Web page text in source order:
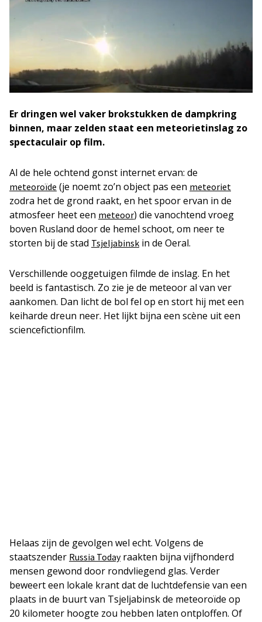
Er dringen wel vaker brokstukken de dampkring
binnen, maar zelden staat een meteorietinslag zo
spectaculair op film.
Al de hele ochtend gonst internet ervan: de
meteoroïde (je noemt zo’n object pas een meteoriet
zodra het de grond raakt, en het spoor ervan in de
atmosfeer heet een meteoor) die vanochtend vroeg
boven Rusland door de hemel schoot, om neer te
storten bij de stad Tsjeljabinsk in de Oeral.
Verschillende ooggetuigen filmde de inslag. En het
beeld is fantastisch. Zo zie je de meteoor al van ver
aankomen. Dan licht de bol fel op en stort hij met een
keiharde dreun neer. Het lijkt bijna een scène uit een
sciencefictionfilm.
Helaas zijn de gevolgen wel echt. Volgens de
staatszender Russia Todayraakten bijna vijfhonderd
mensen gewond door rondvliegend glas. Verder
beweert een lokale krant dat de luchtdefensie van een
plaats in de buurt van Tsjeljabinsk de meteoroïde op
20 kilometer hoogte zou hebben laten ontploffen. Of